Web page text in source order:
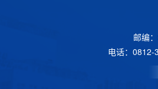
邮编
电话：0812-